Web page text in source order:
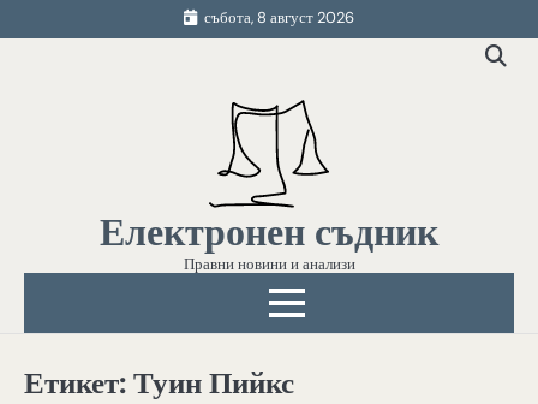
to
събота, 8 август 2026
Електронен съдник
Правни новини и анализи
Етикет:Туин Пийкс